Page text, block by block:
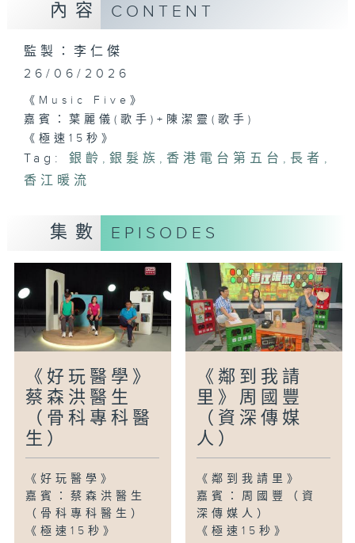
內容 CONTENT
監製：李仁傑
26/06/2026
《Music Five》
嘉賓：葉麗儀(歌手)+陳潔靈(歌手)
《極速15秒》
Tag: 銀齡 , 銀髮族 , 香港電台第五台 ,長者 ,
香江暖流
集數 EPISODES
《好玩醫學》
蔡森洪醫生
（骨科專科醫
生）
《好玩醫學》
嘉賓：蔡森洪醫生
（骨科專科醫生）
《極速15秒》
《鄰到我請
里》周國豐
（資深傳媒
人）
《鄰到我請里》
嘉賓：周國豐（資
深傳媒人）
《極速15秒》